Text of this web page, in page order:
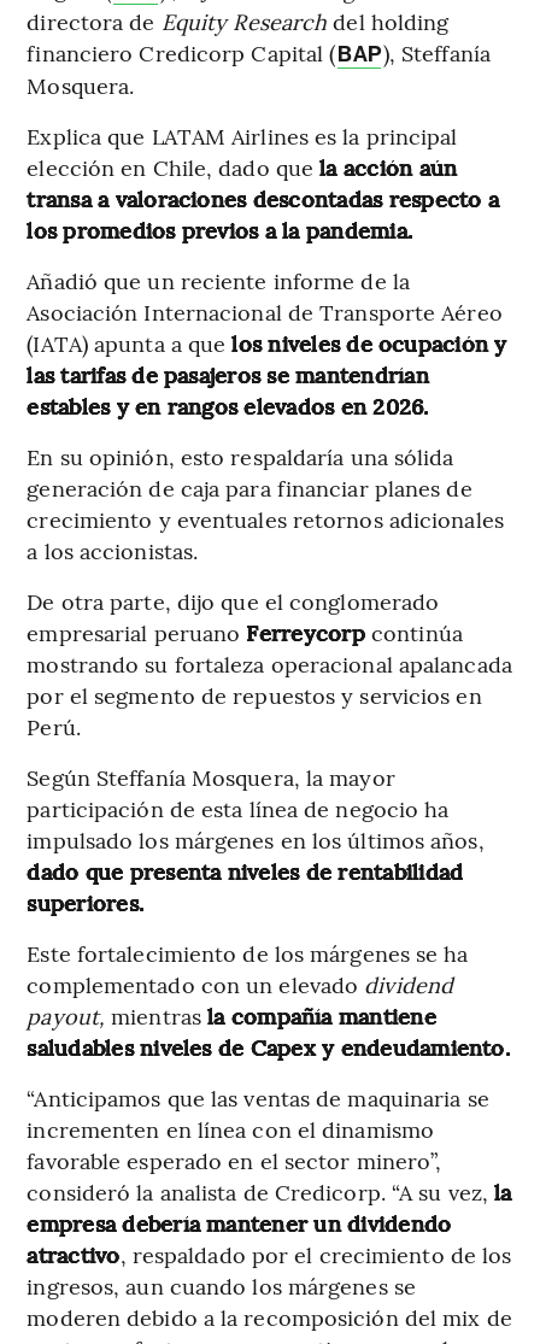
directora de Equity Research del holding
financiero Credicorp Capital (BAP), Steffanía
Mosquera.
Explica que LATAM Airlines es la principal
elección en Chile, dado quela acción aún
transa a valoraciones descontadas respecto a
los promedios previos a la pandemia.
Añadió que un reciente informe de la
Asociación Internacional de Transporte Aéreo
(IATA) apunta a quelos niveles de ocupación y
las tarifas de pasajeros se mantendrían
estables y en rangos elevados en 2026.
En su opinión, esto respaldaría una sólida
generación de caja para financiar planes de
crecimiento y eventuales retornos adicionales
a los accionistas.
De otra parte, dijo que el conglomerado
empresarial peruano Ferreycorpcontinúa
mostrando su fortaleza operacional apalancada
por el segmento de repuestos y servicios en
Perú.
Según Steffanía Mosquera, la mayor
participación de esta línea de negocio ha
impulsado los márgenes en los últimos años,
dado que presenta niveles de rentabilidad
superiores.
Este fortalecimiento de los márgenes se ha
complementado con un elevado dividend
payout, mientrasla compañía mantiene
saludables niveles de Capex y endeudamiento.
“Anticipamos que las ventas de maquinaria se
incrementen en línea con el dinamismo
favorable esperado en el sector minero”,
consideró la analista de Credicorp. “A su vez, la
empresa debería mantener un dividendo
atractivo, respaldado por el crecimiento de los
ingresos, aun cuando los márgenes se
moderen debido a la recomposición del mix de